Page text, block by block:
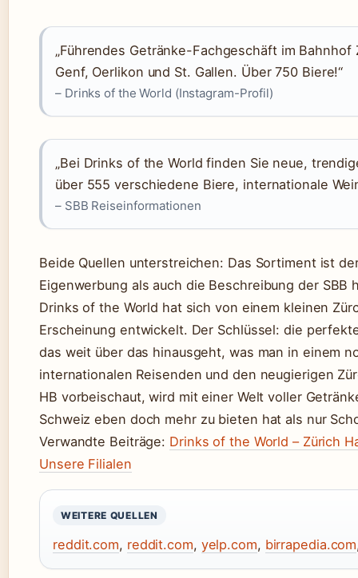
„Führendes Getränke-Fachgeschäft im
Genf, Oerlikon und St. Gallen. Über 750 Biere!“
– Drinks of the World (Instagram-Profil)
„Bei Drinks of the World finden Sie neue,
über 555 verschiedene Biere, internationale
– SBB Reiseinformationen
Beide Quellen unterstreichen: Das Sortiment ist
Eigenwerbung als auch die Beschreibung der
Drinks of the World hat sich von einem kleinen
Erscheinung entwickelt. Der Schlüssel: die
das weit über das hinausgeht, was man in einem
internationalen Reisenden und den neugierigen
HB vorbeischaut, wird mit einer Welt voller
Schweiz eben doch mehr zu bieten hat als nur
Verwandte Beiträge: Drinks of the World – Zürich
Unsere Filialen
WEITERE QUELLEN
reddit.com, reddit.com, yelp.com, birrapedia.com